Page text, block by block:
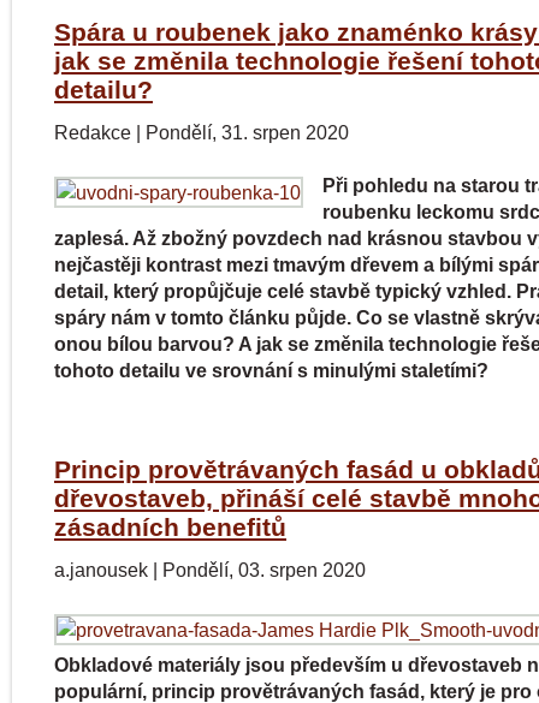
Spára u roubenek jako znaménko
jak se změnila technologie řešení
detailu?
Redakce | Pondělí, 31. srpen 2020
Při pohledu na starou
roubenku leckomu
zaplesá. Až zbožný povzdech nad krásnou stavbou
nejčastěji kontrast mezi tmavým dřevem a bílými
detail, který propůjčuje celé stavbě typický vzhled.
spáry nám v tomto článku půjde. Co se vlastně
onou bílou barvou? A jak se změnila technologie
tohoto detailu ve srovnání s minulými staletími?
Princip provětrávaných fasád u
dřevostaveb, přináší celé stavbě
zásadních benefitů
a.janousek | Pondělí, 03. srpen 2020
Obkladové materiály jsou především u dřevostaveb
populární, princip provětrávaných fasád, který je pro